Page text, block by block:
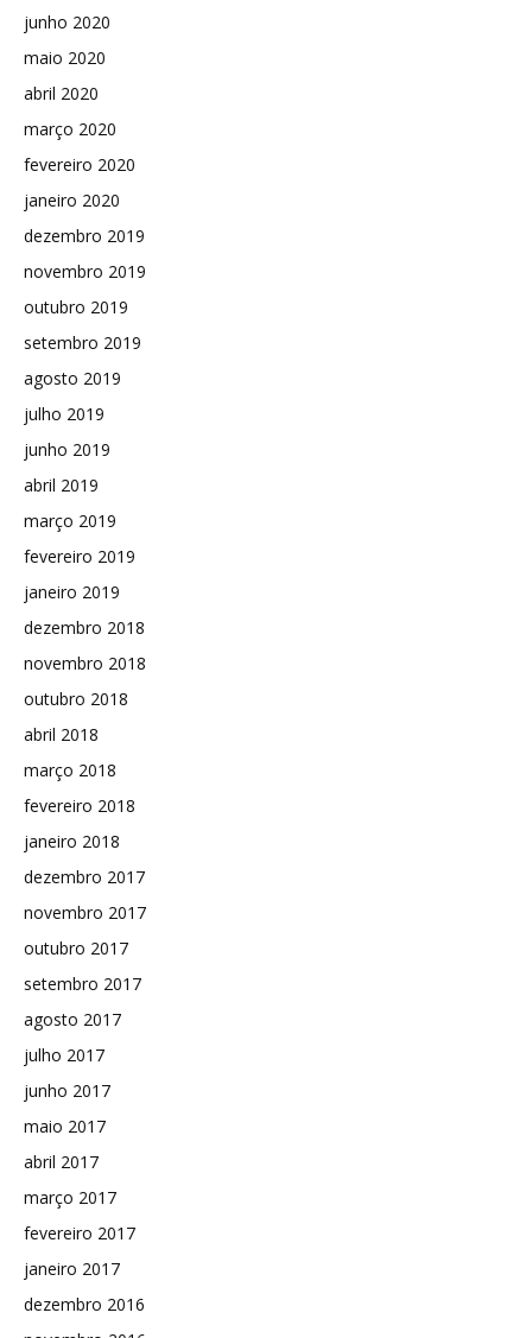
junho 2020
maio 2020
abril 2020
março 2020
fevereiro 2020
janeiro 2020
dezembro 2019
novembro 2019
outubro 2019
setembro 2019
agosto 2019
julho 2019
junho 2019
abril 2019
março 2019
fevereiro 2019
janeiro 2019
dezembro 2018
novembro 2018
outubro 2018
abril 2018
março 2018
fevereiro 2018
janeiro 2018
dezembro 2017
novembro 2017
outubro 2017
setembro 2017
agosto 2017
julho 2017
junho 2017
maio 2017
abril 2017
março 2017
fevereiro 2017
janeiro 2017
dezembro 2016